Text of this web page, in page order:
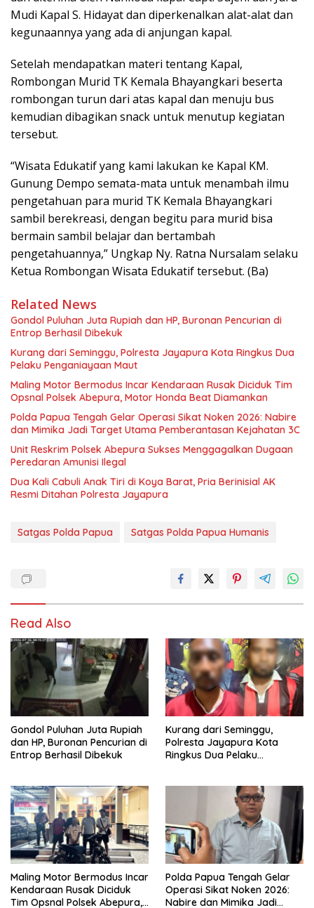
Mudi Kapal S. Hidayat dan diperkenalkan alat-alat dan
kegunaannya yang ada di anjungan kapal.
Setelah mendapatkan materi tentang Kapal,
Rombongan Murid TK Kemala Bhayangkari beserta
rombongan turun dari atas kapal dan menuju bus
kemudian dibagikan snack untuk menutup kegiatan
tersebut.
“Wisata Edukatif yang kami lakukan ke Kapal KM.
Gunung Dempo semata-mata untuk menambah ilmu
pengetahuan para murid TK Kemala Bhayangkari
sambil berekreasi, dengan begitu para murid bisa
bermain sambil belajar dan bertambah
pengetahuannya,” Ungkap Ny. Ratna Nursalam selaku
Ketua Rombongan Wisata Edukatif tersebut. (Ba)
Related News
Gondol Puluhan Juta Rupiah dan HP, Buronan Pencurian di
Entrop Berhasil Dibekuk
Kurang dari Seminggu, Polresta Jayapura Kota Ringkus Dua
Pelaku Penganiayaan Maut
Maling Motor Bermodus Incar Kendaraan Rusak Diciduk Tim
Opsnal Polsek Abepura, Motor Honda Beat Diamankan
Polda Papua Tengah Gelar Operasi Sikat Noken 2026: Nabire
dan Mimika Jadi Target Utama Pemberantasan Kejahatan 3C
Unit Reskrim Polsek Abepura Sukses Menggagalkan Dugaan
Peredaran Amunisi Ilegal
Dua Kali Cabuli Anak Tiri di Koya Barat, Pria Berinisial AK
Resmi Ditahan Polresta Jayapura
Satgas Polda Papua Satgas Polda Papua Humanis
Read Also
Gondol Puluhan Juta Rupiah
dan HP, Buronan Pencurian di
Entrop Berhasil Dibekuk
Kurang dari Seminggu,
Polresta Jayapura Kota
Ringkus Dua Pelaku
Maling Motor Bermodus Incar
Kendaraan Rusak Diciduk
Tim Opsnal Polsek Abepura,
Polda Papua Tengah Gelar
Operasi Sikat Noken 2026:
Nabire dan Mimika Jadi